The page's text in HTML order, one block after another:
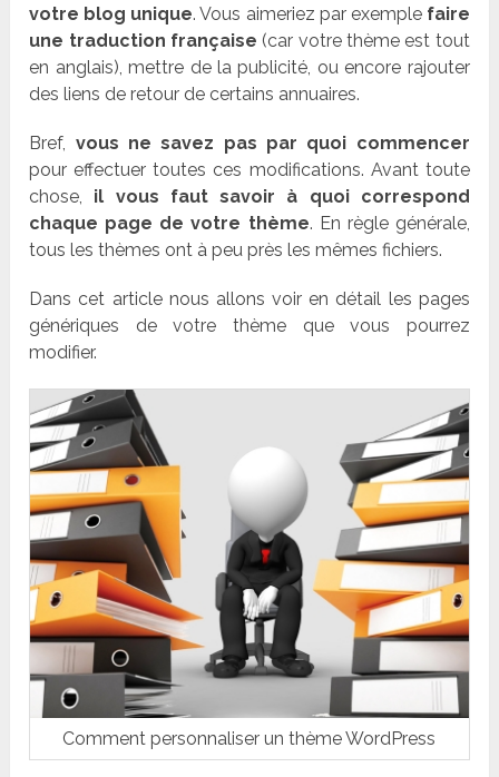
votre blog unique. Vous aimeriez par exemple faire
une traduction française (car votre thème est tout
en anglais), mettre de la publicité, ou encore rajouter
des liens de retour de certains annuaires.
Bref, vous ne savez pas par quoi commencer
pour effectuer toutes ces modifications. Avant toute
chose, il vous faut savoir à quoi correspond
chaque page de votre thème. En règle générale,
tous les thèmes ont à peu près les mêmes fichiers.
Dans cet article nous allons voir en détail les pages
génériques de votre thème que vous pourrez
modifier.
Comment personnaliser un thème WordPress